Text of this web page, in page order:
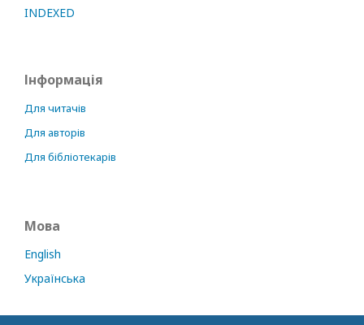
INDEXED
Інформація
Для читачів
Для авторів
Для бібліотекарів
Мова
English
Українська